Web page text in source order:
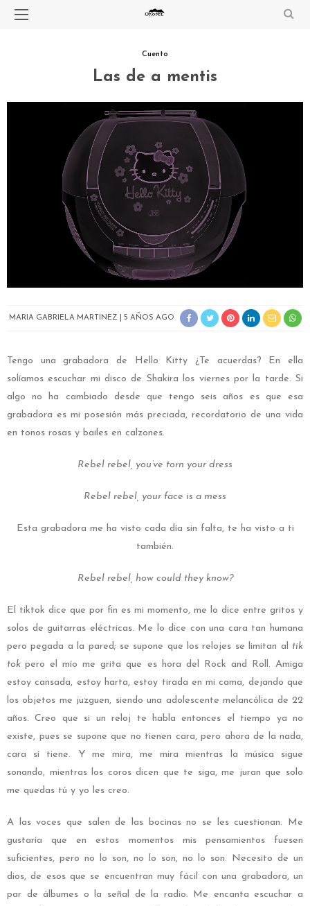
Cuento
Las de a mentis
MARIA GABRIELA MARTINEZ 5 AÑOS AGO
Tengo una grabadora de Hello Kitty ¿Te acuerdas? En ella
solíamos escuchar mi disco de Shakira los viernes por la tarde. Si
algo no ha cambiado desde que tengo seis años es que esa
grabadora es mi posesión más preciada, recordatorio de una vida
en tonos rosas y bailes en calzones.
Rebel rebel, you’ve torn your dress
Rebel rebel, your face is a mess
Esta grabadora me ha visto cada día sin falta, te ha visto a ti
también.
Rebel rebel, how could they know?
El tiktok dice que por fin es mi momento, me lo dice entre gritos y
solos de guitarras eléctricas. Me lo dice con una cara tan humana
pero pegada a la pared; se supone que los relojes se limitan al tik
tokpero el mío me grita que es hora del Rock and Roll. Amiga
estoy cansada, estoy harta, estoy tirada en mi cama, dejando que
los objetos me juzguen, siendo una adolescente melancólica de 22
años. Creo que si un reloj te habla entonces el tiempo ya no
existe, pues se supone que no tienen cara, pero ahora de la nada,
cara sí tiene. Y me mira, me mira mientras la música sigue
sonando, mientras los coros dicen que te siga, me juran que solo
me quedas tú y yo les creo.
A las voces que salen de las bocinas no se les cuestionan. Me
gustaría que en estos momentos mis pensamientos fuesen
suficientes, pero no lo son, no lo son, no lo son. Necesito de un
dios, de esos que se encuentran muy fácil con una grabadora, un
par de álbumes o la señal de la radio. Me encanta escuchar a